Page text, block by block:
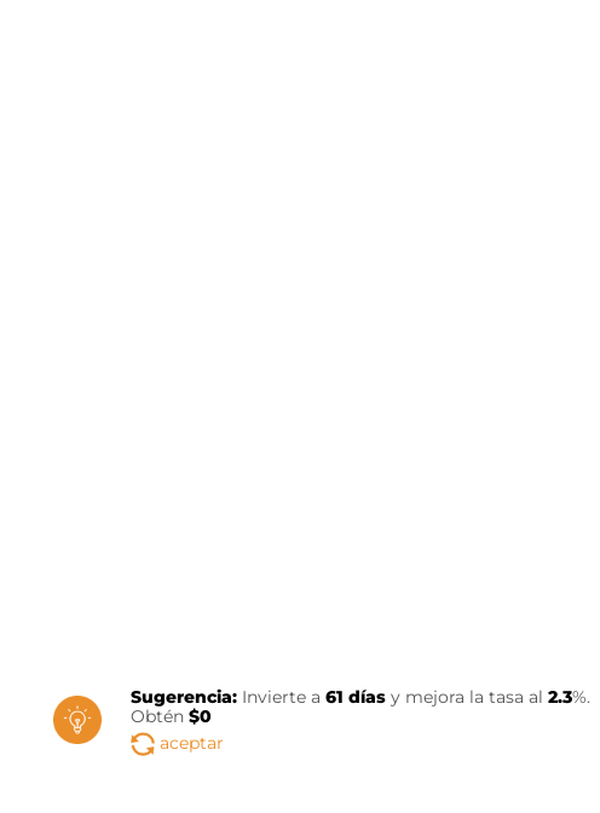
Sugerencia:Invierte a 61 díasy mejora la tasa al 2.3%.
Obtén $0
aceptar